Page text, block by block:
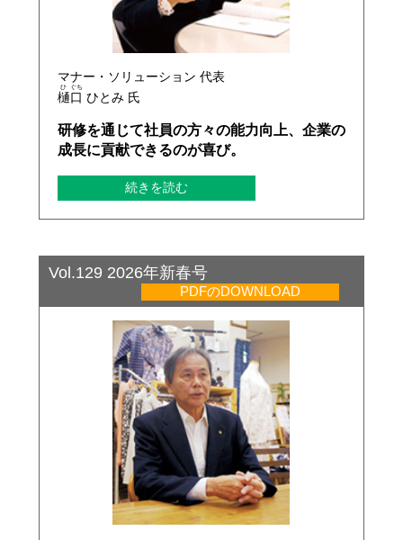
マナー・ソリューション 代表
樋
ひ
口
ぐち
ひとみ 氏
研修を通じて社員の方々の能力向上、企業の
成長に貢献できるのが喜び。
続きを読む
Vol.129 2026年新春号
PDFのDOWNLOAD